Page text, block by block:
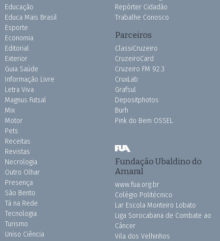
Educação
Educa Mais Brasil
Esporte
Economia
Editorial
Exterior
Guia Saúde
Informação Livre
Letra Viva
Magnus Futsal
Mix
Motor
Pets
Receitas
Revistas
Necrologia
Outro Olhar
Presença
São Bento
Tá na Rede
Tecnologia
Turismo
Uniso Ciência
Repórter Cidadão
Trabalhe Conosco
Parceiros
ClassiCruzeiro
CruzeiroCard
Cruzeiro FM 92.3
CruxLab
Grafsul
Depositphotos
Burh
Pink do Bem OSSEL
Fundação Ubaldino do
Amaral
www.fua.org.br
Colégio Politécnico
Lar Escola Monteiro Lobato
Liga Sorocabana de Combate ao
Câncer
Vila dos Velhinhos